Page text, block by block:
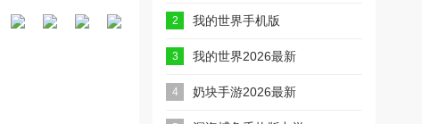
2 我的世界手机版
3 我的世界2026最新
版本(m.inecraft)
4 奶块手游2026最新